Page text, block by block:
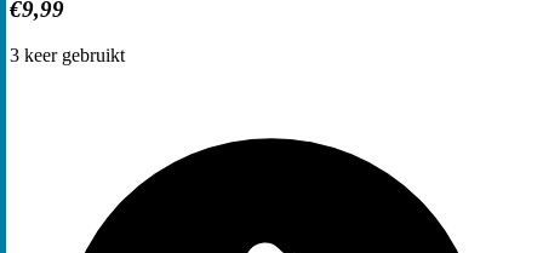
€9,99
3 keer gebruikt